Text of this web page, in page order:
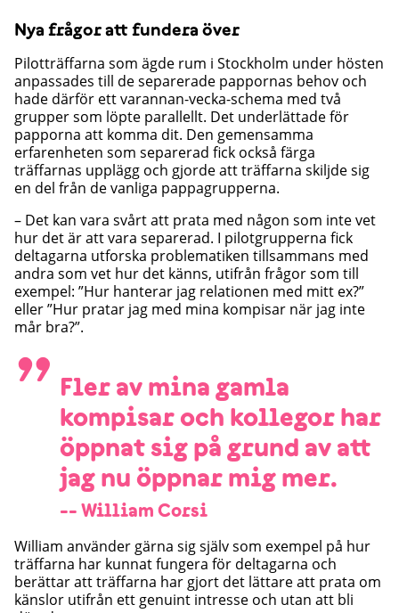
Nya frågor att fundera över
Pilotträffarna som ägde rum i Stockholm under hösten
anpassades till de separerade pappornas behov och
hade därför ett varannan-vecka-schema med två
grupper som löpte parallellt. Det underlättade för
papporna att komma dit. Den gemensamma
erfarenheten som separerad fick också färga
träffarnas upplägg och gjorde att träffarna skiljde sig
en del från de vanliga pappagrupperna.
– Det kan vara svårt att prata med någon som inte vet
hur det är att vara separerad. I pilotgrupperna fick
deltagarna utforska problematiken tillsammans med
andra som vet hur det känns, utifrån frågor som till
exempel: ”Hur hanterar jag relationen med mitt ex?”
eller ”Hur pratar jag med mina kompisar när jag inte
mår bra?”.
” Fler av mina gamla
kompisar och kollegor har
öppnat sig på grund av att
jag nu öppnar mig mer.
-- William Corsi
William använder gärna sig själv som exempel på hur
träffarna har kunnat fungera för deltagarna och
berättar att träffarna har gjort det lättare att prata om
känslor utifrån ett genuint intresse och utan att bli